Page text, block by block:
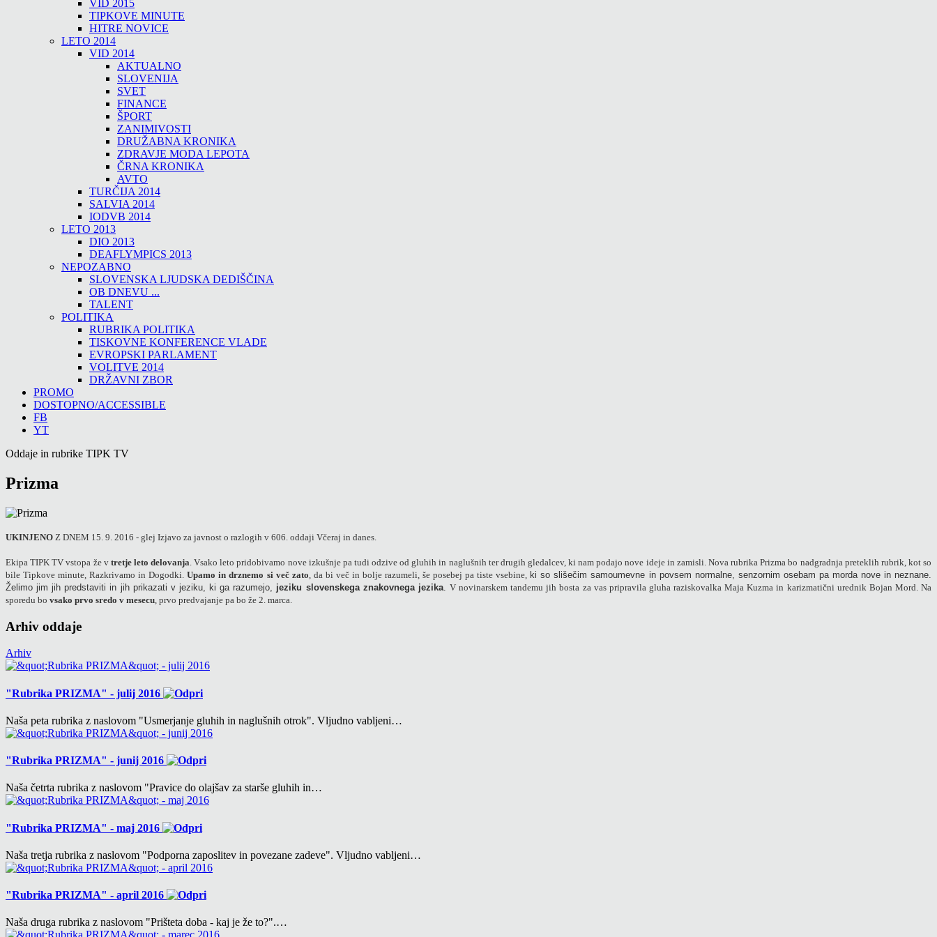
VID 2015
TIPKOVE MINUTE
HITRE NOVICE
LETO 2014
VID 2014
AKTUALNO
SLOVENIJA
SVET
FINANCE
ŠPORT
ZANIMIVOSTI
DRUŽABNA KRONIKA
ZDRAVJE MODA LEPOTA
ČRNA KRONIKA
AVTO
TURČIJA 2014
SALVIA 2014
IODVB 2014
LETO 2013
DIO 2013
DEAFLYMPICS 2013
NEPOZABNO
SLOVENSKA LJUDSKA DEDIŠČINA
OB DNEVU ...
TALENT
POLITIKA
RUBRIKA POLITIKA
TISKOVNE KONFERENCE VLADE
EVROPSKI PARLAMENT
VOLITVE 2014
DRŽAVNI ZBOR
PROMO
DOSTOPNO/ACCESSIBLE
FB
YT
Oddaje in rubrike TIPK TV
Prizma
UKINJENO Z DNEM 15. 9. 2016 - glej Izjavo za javnost o razlogih v 606. oddaji Včeraj in danes.
Ekipa TIPK TV vstopa že v tretje leto delovanja . Vsako leto pridobivamo nove izkušnje pa tudi odzive od gluhih in naglušnih ter drugih gledalcev, ki nam podajo nove ideje in zamisli. Nova rubrika Prizma bo nadgradnja preteklih rubrik, kot so
bile Tipkove minute, Razkrivamo in Dogodki.Upamo in drznemo si več zato , da bi več in bolje razumeli, še posebej pa tiste vsebine, ki so slišečim samoumevne in povsem normalne, senzornim osebam pa morda nove in neznane.
Želimo jim jih predstaviti in jih prikazati v jeziku, ki ga razumejo, jeziku slovenskega znakovnega jezika. V novinarskem tandemu jih bosta za vas pripravila gluha raziskovalka Maja Kuzma in karizmatični urednik Bojan Mord. Na
sporedu bo vsako prvo sredo v mesecu , prvo predvajanje pa bo že 2. marca.
Arhiv oddaje
Arhiv
"Rubrika PRIZMA" - julij 2016
Naša peta rubrika z naslovom "Usmerjanje gluhih in naglušnih otrok". Vljudno vabljeni…
"Rubrika PRIZMA" - junij 2016
Naša četrta rubrika z naslovom "Pravice do olajšav za starše gluhih in…
"Rubrika PRIZMA" - maj 2016
Naša tretja rubrika z naslovom "Podporna zaposlitev in povezane zadeve". Vljudno vabljeni…
"Rubrika PRIZMA" - april 2016
Naša druga rubrika z naslovom "Prišteta doba - kaj je že to?".…